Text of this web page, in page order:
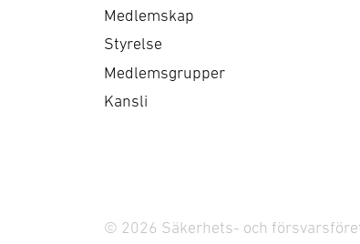
Medlemskap
Styrelse
Medlemsgrupper
Kansli
© 2026 Säkerhets- och